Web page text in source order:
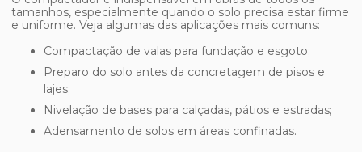
tamanhos, especialmente quando o solo precisa estar firme
e uniforme. Veja algumas das aplicações mais comuns:
Compactação de valas para fundação e esgoto;
Preparo do solo antes da concretagem de pisos e
lajes;
Nivelação de bases para calçadas, pátios e estradas;
Adensamento de solos em áreas confinadas.